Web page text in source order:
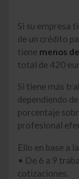
Si su empresa
de un crédito
tiene menos
total de 420
Si tiene más
dependiendo
porcentaje
profesional
Ello en base a
• De 6 a 9
cotizaciones.